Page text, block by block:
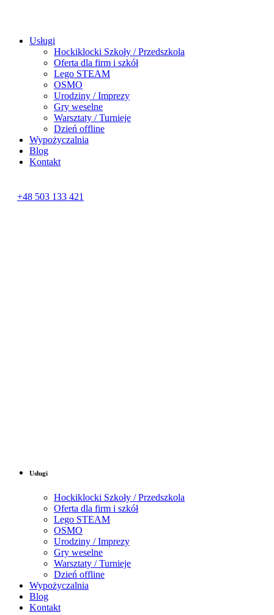
Usługi
Hockiklocki Szkoły / Przedszkola
Oferta dla firm i szkół
Lego STEAM
OSMO
Urodziny / Imprezy
Gry weselne
Warsztaty / Turnieje
Dzień offline
Wypożyczalnia
Blog
Kontakt
+48 503 133 421
Usługi
Hockiklocki Szkoły / Przedszkola
Oferta dla firm i szkół
Lego STEAM
OSMO
Urodziny / Imprezy
Gry weselne
Warsztaty / Turnieje
Dzień offline
Wypożyczalnia
Blog
Kontakt